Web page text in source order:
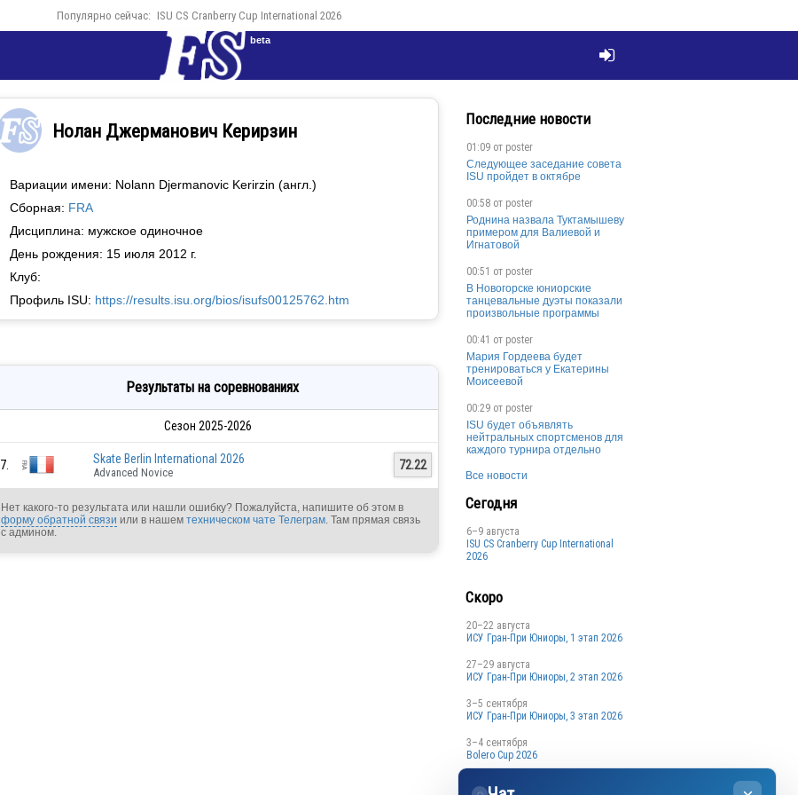
Популярно сейчас: ISU CS Cranberry Cup International 2026

beta
Нолан Джерманович Керирзин
Вариации имени: Nolann Djermanovic Kerirzin (англ.)
Сборная: FRA
Дисциплина: мужское одиночное
День рождения: 15 июля 2012 г.
Клуб:
Профиль ISU: https://results.isu.org/bios/isufs00125762.htm
Результаты на соревнованиях
Сезон 2025-2026
7. Skate Berlin International 2026
Advanced Novice
72.22
Нет какого-то результата или нашли ошибку? Пожалуйста, напишите об этом в
форму обратной связи или в нашем техническом чате Телеграм. Там прямая связь
с админом.
Последние новости
01:09 от poster
Следующее заседание совета
ISU пройдет в октябре
00:58 от poster
Роднина назвала Туктамышеву
примером для Валиевой и
Игнатовой
00:51 от poster
В Новогорске юниорские
танцевальные дуэты показали
произвольные программы
00:41 от poster
Мария Гордеева будет
тренироваться у Екатерины
Моисеевой
00:29 от poster
ISU будет объявлять
нейтральных спортсменов для
каждого турнира отдельно
Все новости
Сегодня
6–9 августа
ISU CS Cranberry Cup International
2026
Скоро
20–22 августа
ИСУ Гран-При Юниоры, 1 этап 2026
27–29 августа
ИСУ Гран-При Юниоры, 2 этап 2026
3–5 сентября
ИСУ Гран-При Юниоры, 3 этап 2026
3–4 сентября
Bolero Cup 2026